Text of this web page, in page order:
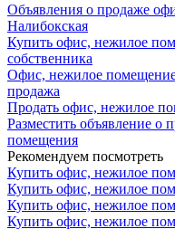
Объявления о продаже
Налибокская
Купить офис, нежилое
собственника
Офис, нежилое
продажа
Продать офис, нежилое
Разместить объявление о
помещения
Рекомендуем посмотреть
Купить офис, нежилое
Купить офис, нежилое
Купить офис, нежилое
Купить офис, нежилое